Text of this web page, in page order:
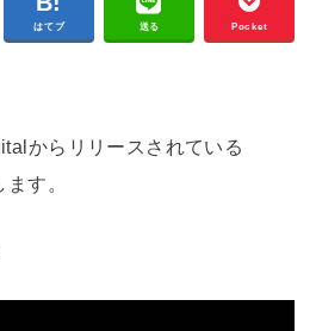
はてブ 送る Pocket
からリリースされている
す。